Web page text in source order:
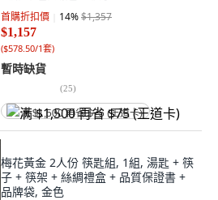
首購折扣價 14%$1,357
$1,157
($578.50/1套)
暫時缺貨
(25)
满 $1,500 再省 $75 (王道卡)
梅花黃金 2人份 筷匙組, 1組, 湯匙 + 筷
子 + 筷架 + 絲綢禮盒 + 品質保證書 +
品牌袋, 金色